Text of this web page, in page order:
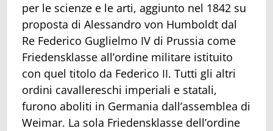
per le scienze e le arti, aggiunto nel 1842 su
proposta di Alessandro von Humboldt dal
Re Federico Guglielmo IV di Prussia come
Friedensklasse all’ordine militare istituito
con quel titolo da Federico II. Tutti gli altri
ordini cavallereschi imperiali e statali,
furono aboliti in Germania dall’assemblea di
Weimar. La sola Friedensklasse dell’ordine